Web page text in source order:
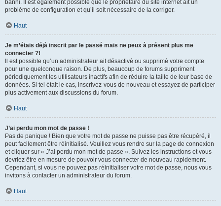
banni. Il est également possible que le propriétaire du site internet ait un
problème de configuration et qu’il soit nécessaire de la corriger.
Haut
Je m’étais déjà inscrit par le passé mais ne peux à présent plus me
connecter ?!
Il est possible qu’un administrateur ait désactivé ou supprimé votre compte
pour une quelconque raison. De plus, beaucoup de forums suppriment
périodiquement les utilisateurs inactifs afin de réduire la taille de leur base de
données. Si tel était le cas, inscrivez-vous de nouveau et essayez de participer
plus activement aux discussions du forum.
Haut
J’ai perdu mon mot de passe !
Pas de panique ! Bien que votre mot de passe ne puisse pas être récupéré, il
peut facilement être réinitialisé. Veuillez vous rendre sur la page de connexion
et cliquer sur « J’ai perdu mon mot de passe ». Suivez les instructions et vous
devriez être en mesure de pouvoir vous connecter de nouveau rapidement.
Cependant, si vous ne pouvez pas réinitialiser votre mot de passe, nous vous
invitons à contacter un administrateur du forum.
Haut